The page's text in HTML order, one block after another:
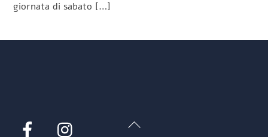
giornata di sabato […]
Back
Facebook